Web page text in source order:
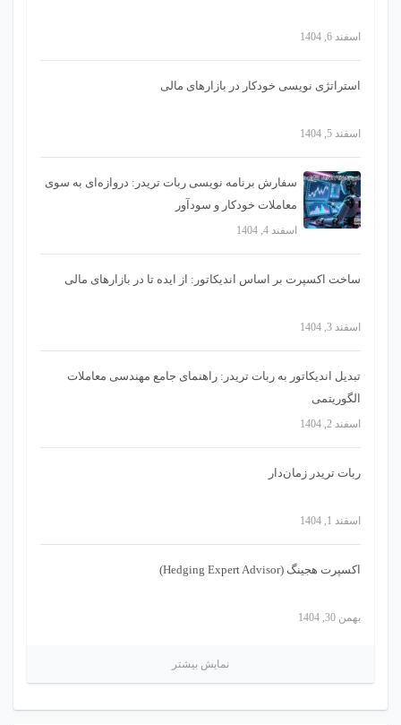
اسفند 6, 1404
استراتژی‌ نویسی خودکار در بازارهای مالی
اسفند 5, 1404
سفارش برنامه نویسی ربات تریدر: دروازه‌ای به سوی
معاملات خودکار و سودآور
اسفند 4, 1404
ساخت اکسپرت بر اساس اندیکاتور: از ایده تا در بازارهای مالی
اسفند 3, 1404
تبدیل اندیکاتور به ربات تریدر: راهنمای جامع مهندسی معاملات
الگوریتمی
اسفند 2, 1404
ربات تریدر زمان‌دار
اسفند 1, 1404
اکسپرت هجینگ (Hedging Expert Advisor)
بهمن 30, 1404
نمایش بیشتر